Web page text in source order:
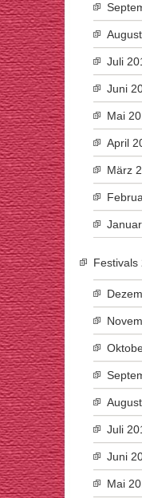
Juli
Juni
Mai
April
März
Festivals
Juli
Juni
Mai